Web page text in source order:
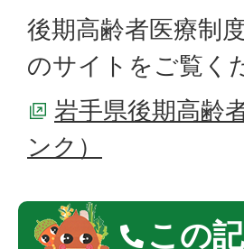
後期高齢者医療制
のサイトをご覧く
岩手県後期高齢
ンク）
この